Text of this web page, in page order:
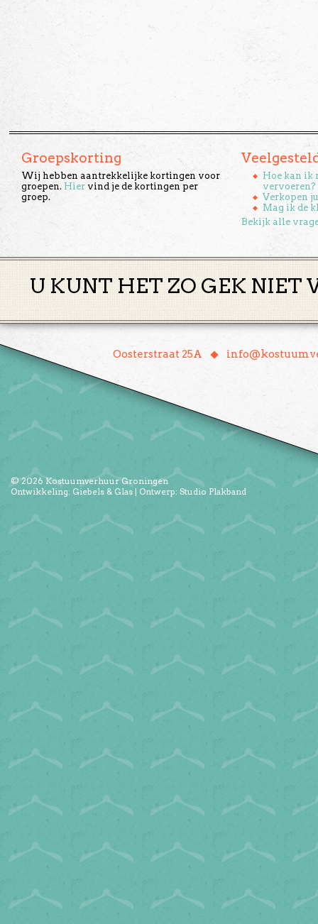
Groepskorting
Wij hebben aantrekkelijke kortingen voor
groepen. Hier vind je de kortingen per
groep.
Hoe kan ik
vervoeren?
Verkopen
Mag ik de
Bekijk alle
U KUNT HET ZO GEK NIET
Oosterstraat 25A ♦
© 2026 Kostuumverhuur Groningen
Ontwikkeling: Giebels & Glas | Ontwerp: Studio Plakband